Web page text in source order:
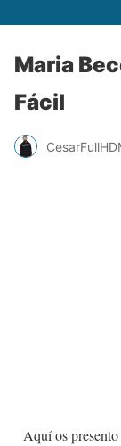
Maria
Fácil
Aquí os